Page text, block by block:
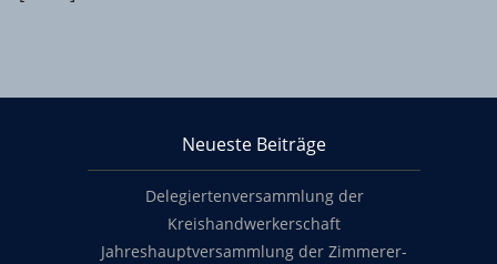
Neueste Beiträge
Delegiertenversammlung der
Kreishandwerkerschaft
Jahreshauptversammlung der Zimmerer-